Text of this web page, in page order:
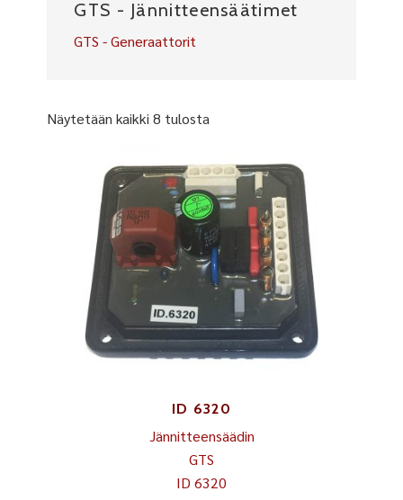
GTS - Jännitteensäätimet
GTS - Generaattorit
Näytetään kaikki 8 tulosta
ID 6320
Jännitteensäädin
GTS
ID 6320